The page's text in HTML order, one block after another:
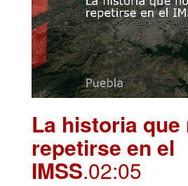
La historia que
repetirse en el
IMSS.02:05